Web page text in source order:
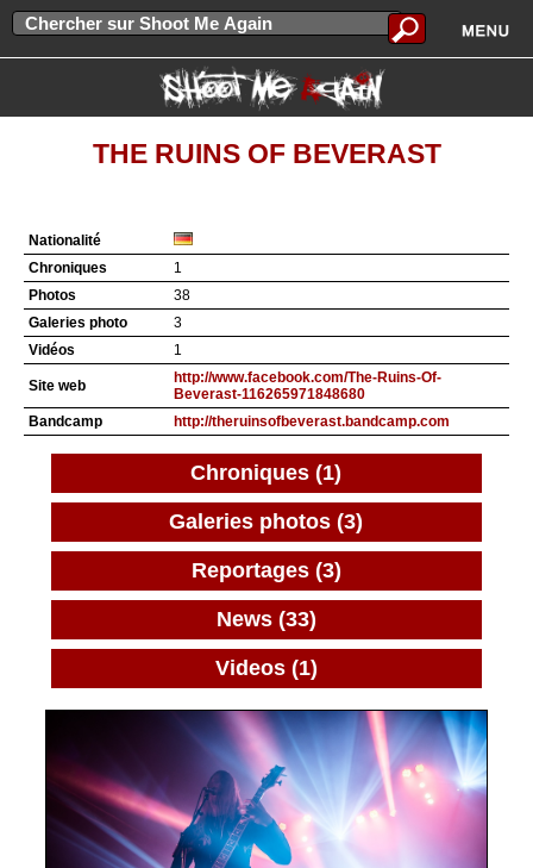
THE RUINS OF BEVERAST
Nationalité
Chroniques
1
Photos
38
Galeries photo
3
Vidéos
1
Site web
http://www.facebook.com/The-Ruins-Of-
Beverast-116265971848680
Bandcamp
http://theruinsofbeverast.bandcamp.com
Chroniques (1)
Galeries photos (3)
Reportages (3)
News (33)
Videos (1)